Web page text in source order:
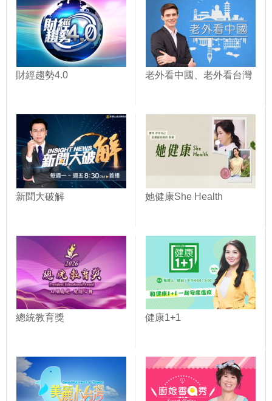
財經趨勢4.0 老外看中國、老外看台灣
新聞大破解 她健康She Health
總統教育獎 健康1+1